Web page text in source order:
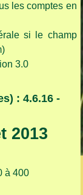
les comptes en
si le champ
3.0
: 4.6.16 -
2013
à 400